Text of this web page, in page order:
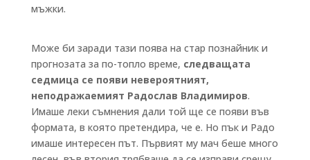
мъжки.
Може би заради тази поява на стар познайник и
прогнозата за по-топло време, следващата
седмица се появи невероятният,
неподражаемият Радослав Владимиров.
Имаше леки съмнения дали той ще се появи във
формата, в която претендира, че е. Но пък и Радо
имаше интересен път. Първият му мач беше много